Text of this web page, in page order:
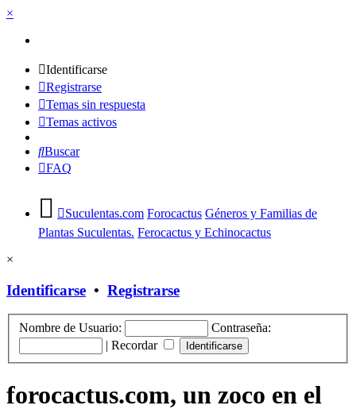
×
Identificarse
Registrarse
Temas sin respuesta
Temas activos
Buscar
FAQ
Suculentas.com Forocactus Géneros y Familias de
Plantas Suculentas. Ferocactus y Echinocactus
×
Identificarse • Registrarse
Nombre de Usuario:
Contraseña:
| Recordar
forocactus.com, un zoco en el